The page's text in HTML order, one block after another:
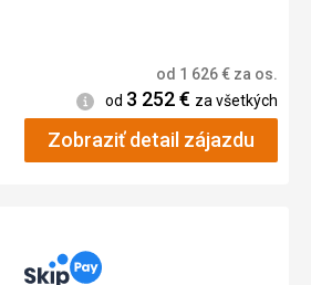
od 1 626€ za os.
Informácie
od 3 252€ za všetkých
Zobraziť detail zájazdu